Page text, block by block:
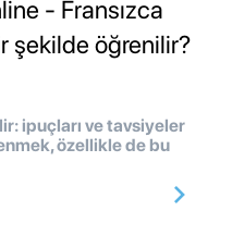
- Fransızca
şekilde öğrenilir?
ipuçları ve tavsiyeler
özellikle de bu